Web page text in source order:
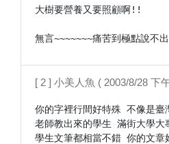
大樹要營養又要照顧啊!!
無言~~~~~~~痛苦到極點說不
[ 2 ] 小美人魚 ( 2003/8/28 下
你的字裡行間好特殊 不像是臺
老師教出來的學生 滿街大學大
學生文筆都相當不錯 你的文